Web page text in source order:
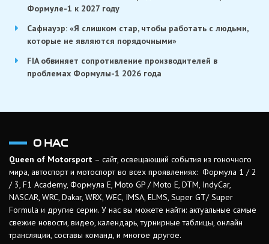
Формуле-1 к 2027 году
Сафнауэр: «Я слишком стар, чтобы работать с людьми,
которые не являются порядочными»
FIA обвиняет сопротивление производителей в
проблемах Формулы-1 2026 года
О НАС
Queen of Motorsport – сайт, освещающий события из гоночного
мира, автоспорт и мотоспорт во всех проявлениях: Формула 1 / 2
/ 3, F1 Academy, Формула Е, Moto GP / Moto E, DTM, IndyCar,
NASCAR, WRC, Dakar, WRX, WEC, IMSA, ELMS, Super GT/ Super
Formula и другие серии. У нас вы можете найти: актуальные самые
свежие новости, видео, календарь, турнирные таблицы, онлайн
трансляции, составы команд, и многое другое.